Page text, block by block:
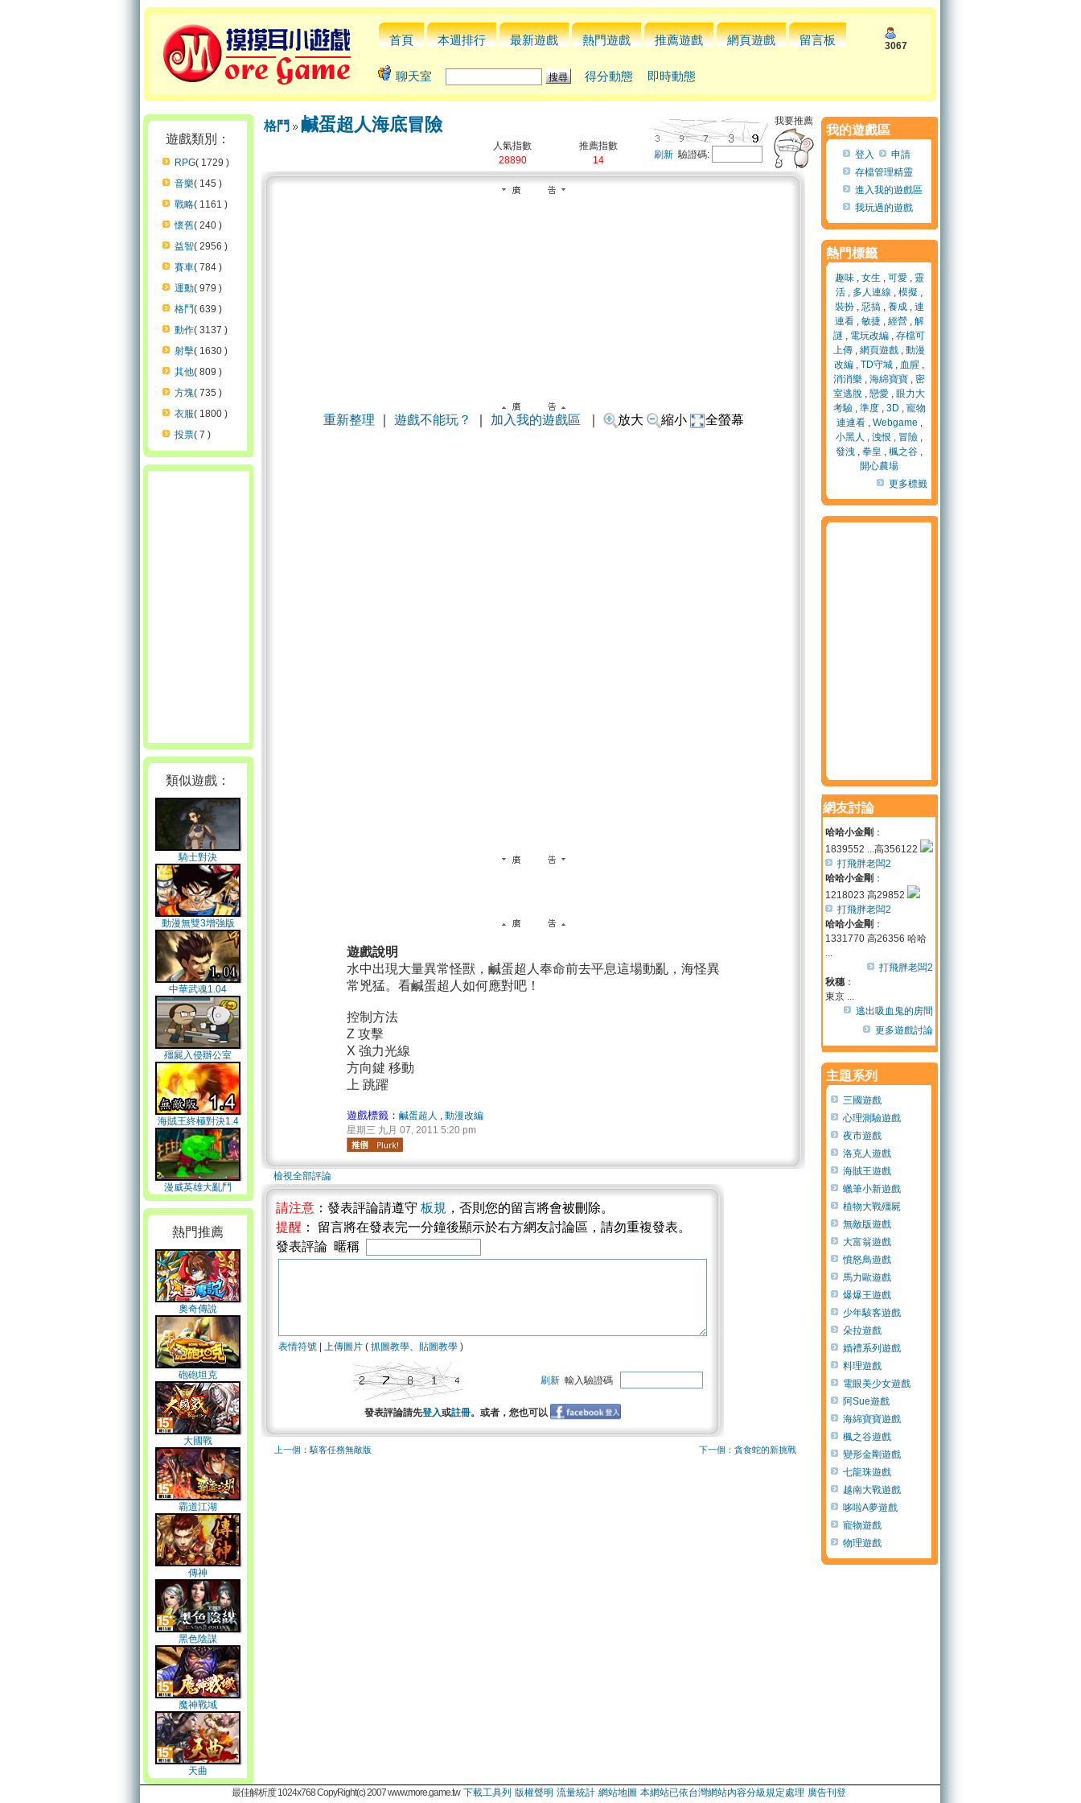
首頁 本週排行 最新遊戲 熱門遊戲 推薦遊戲 網頁遊戲 留言板 3067
聊天室 得分動態 即時動態
遊戲類別：
RPG( 1729 )
音樂( 145 )
戰略( 1161 )
懷舊( 240 )
益智( 2956 )
賽車( 784 )
運動( 979 )
格鬥( 639 )
動作( 3137 )
射擊( 1630 )
其他( 809 )
方塊( 735 )
衣服( 1800 )
投票( 7 )
類似遊戲：
騎士對決
動漫無雙3增強版
中華武魂1.04
殭屍入侵辦公室
海賊王終極對決1.4
無敵版
漫威英雄大亂鬥
熱門推薦
奧奇傳說
砲砲坦克
大國戰
霸道江湖
傳神
黑色陰謀
魔神戰域
天曲
格鬥 鹹蛋超人海底冒險
人氣指數
28890
推薦指數
14
刷新驗證碼:
我要推薦
重新整理 遊戲不能玩？ 加入我的遊戲區 放大 縮小 全螢幕
遊戲說明
水中出現大量異常怪獸，鹹蛋超人奉命前去平息這場動亂，海怪異
常兇猛。看鹹蛋超人如何應對吧！
控制方法
Z 攻擊
X 強力光線
方向鍵 移動
上 跳躍
遊戲標籤： 鹹蛋超人 , 動漫改編
星期三 九月 07, 2011 5:20 pm
檢視全部評論
請注意 ：發表評論請遵守 板規 ，否則您的留言將會被刪除。
提醒 ： 留言將在發表完一分鐘後顯示於右方網友討論區，請勿重複發表。
發表評論 暱稱
表情符號 上傳圖片 ( 抓圖教學、 貼圖教學 )
刷新 輸入驗證碼
發表評論請先登入或註冊。或者，您也可以
上一個：駭客任務無敵版 下一個：貪食蛇的新挑戰
我的遊戲區
登入
申請
存檔管理精靈
進入我的遊戲區
我玩過的遊戲
熱門標籤
趣味, 女生 , 可愛, 靈
活 , 多人連線 , 模擬 ,
裝扮, 惡搞, 養成, 連
連看, 敏捷, 經營, 解
謎 , 電玩改編 , 存檔可
上傳 , 網頁遊戲 , 動漫
改編 , TD守城 , 血腥 ,
消消樂 , 海綿寶寶 , 密
室逃脫 , 戀愛 , 眼力大
考驗, 準度, 3D , 寵物
連連看, Webgame ,
小黑人 , 洩恨 , 冒險 ,
發洩 , 拳皇 , 楓之谷 ,
開心農場
更多標籤
網友討論
哈哈小金剛 ：
1839552 ...高356122
打飛胖老闆2
哈哈小金剛 ：
1218023 高29852
打飛胖老闆2
哈哈小金剛 ：
1331770 高26356 哈哈
...
打飛胖老闆2
秋穗：
東京 ...
逃出吸血鬼的房間
更多遊戲討論
主題系列
三國遊戲
心理測驗遊戲
夜市遊戲
洛克人遊戲
海賊王遊戲
蠟筆小新遊戲
植物大戰殭屍
無敵版遊戲
大富翁遊戲
憤怒鳥遊戲
馬力歐遊戲
爆爆王遊戲
少年駭客遊戲
朵拉遊戲
婚禮系列遊戲
料理遊戲
電眼美少女遊戲
阿Sue遊戲
海綿寶寶遊戲
楓之谷遊戲
變形金剛遊戲
七龍珠遊戲
越南大戰遊戲
哆啦A夢遊戲
寵物遊戲
物理遊戲
最佳解析度 1024x768 CopyRight(c) 2007 www.more.game.tw 下載工具列 版權聲明 流量統計 網站地圖 本網站已依台灣網站內容分級規定處理 廣告刊登